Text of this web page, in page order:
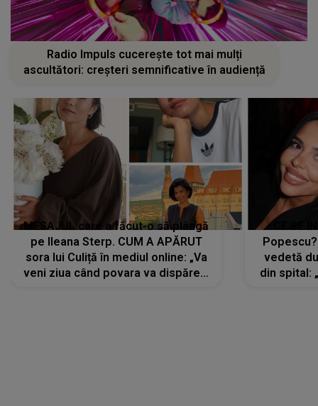
Radio Impuls cucerește tot mai mulți
ascultători: creșteri semnificative în audiență
MESAJUL care a făcut-o să plângă
pe Ileana Sterp. CUM A APĂRUT
sora lui Culiță în mediul online: „Va
veni ziua când povara va dispărea,
vedetă
din spital: